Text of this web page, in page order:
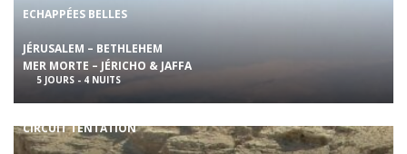
ECHAPPÉES BELLES
JÉRUSALEM – BETHLEHEM
MER MORTE – JÉRICHO & JAFFA
5 JOURS - 4 NUITS
CIRCUIT TENTATION